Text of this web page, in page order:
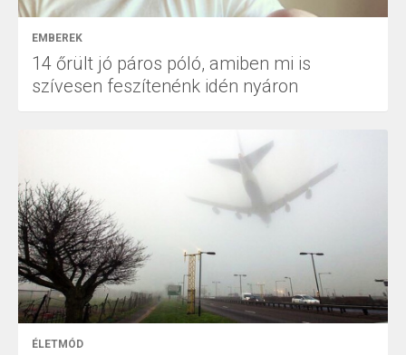
EMBEREK
14 őrült jó páros póló, amiben mi is
szívesen feszítenénk idén nyáron
ÉLETMÓD